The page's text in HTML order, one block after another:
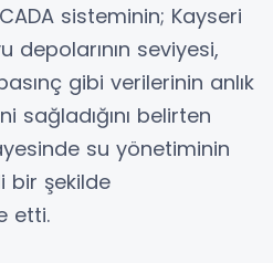
sisteminin; Kayseri
depolarının seviyesi,
gibi verilerinin anlık
sağladığını belirten
su yönetiminin
bir şekilde
etti.